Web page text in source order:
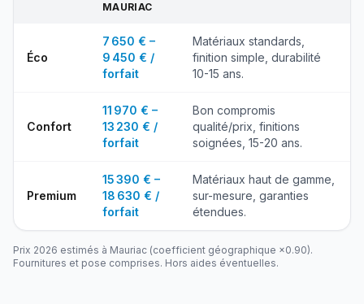
MAURIAC
Éco
7 650 € –
9 450 € /
forfait
Matériaux standards,
finition simple, durabilité
10-15 ans.
Confort
11 970 € –
13 230 € /
forfait
Bon compromis
qualité/prix, finitions
soignées, 15-20 ans.
Premium
15 390 € –
18 630 € /
forfait
Matériaux haut de gamme,
sur-mesure, garanties
étendues.
Prix 2026 estimés à Mauriac (coefficient géographique ×0.90).
Fournitures et pose comprises. Hors aides éventuelles.